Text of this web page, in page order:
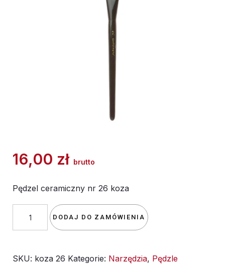
16,00 zł brutto
Pędzel ceramiczny nr 26 koza
Pędzel
nr
DODAJ DO ZAMÓWIENIA
SKU: koza 26 Kategorie: Narzędzia, Pędzle